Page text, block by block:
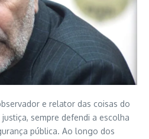
e relator das coisas do
sempre defendi a escolha
pública. Ao longo dos